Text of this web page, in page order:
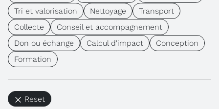
Tri et valorisation
Nettoyage
Transport
Collecte
Conseil et accompagnement
Don ou échange
Calcul d'impact
Conception
Formation
Reset